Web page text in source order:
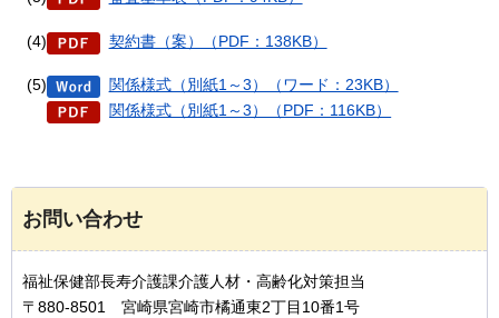
(4) 契約書（案）（PDF：138KB）
(5)
関係様式（別紙1～3）（ワード：23KB）
関係様式（別紙1～3）（PDF：116KB）
お問い合わせ
福祉保健部長寿介護課介護人材・高齢化対策担当
〒880-8501 宮崎県宮崎市橘通東2丁目10番1号